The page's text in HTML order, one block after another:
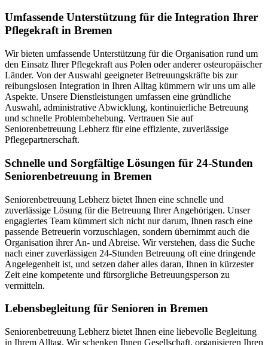
Umfassende Unterstützung für die Integration Ihrer
Pflegekraft in Bremen
Wir bieten umfassende Unterstützung für die Organisation rund um
den Einsatz Ihrer Pflegekraft aus Polen oder anderer osteuropäischer
Länder. Von der Auswahl geeigneter Betreuungskräfte bis zur
reibungslosen Integration in Ihren Alltag kümmern wir uns um alle
Aspekte. Unsere Dienstleistungen umfassen eine gründliche
Auswahl, administrative Abwicklung, kontinuierliche Betreuung
und schnelle Problembehebung. Vertrauen Sie auf
Seniorenbetreuung Lebherz für eine effiziente, zuverlässige
Pflegepartnerschaft.
Schnelle und Sorgfältige Lösungen für 24-Stunden
Seniorenbetreuung in Bremen
Seniorenbetreuung Lebherz bietet Ihnen eine schnelle und
zuverlässige Lösung für die Betreuung Ihrer Angehörigen. Unser
engagiertes Team kümmert sich nicht nur darum, Ihnen rasch eine
passende Betreuerin vorzuschlagen, sondern übernimmt auch die
Organisation ihrer An- und Abreise. Wir verstehen, dass die Suche
nach einer zuverlässigen 24-Stunden Betreuung oft eine dringende
Angelegenheit ist, und setzen daher alles daran, Ihnen in kürzester
Zeit eine kompetente und fürsorgliche Betreuungsperson zu
vermitteln.
Lebensbegleitung für Senioren in Bremen
Seniorenbetreuung Lebherz bietet Ihnen eine liebevolle Begleitung
in Ihrem Alltag. Wir schenken Ihnen Gesellschaft, organisieren Ihren